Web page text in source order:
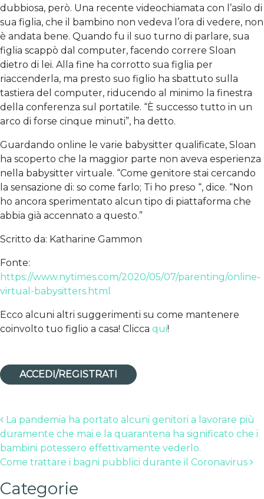
dubbiosa, però. Una recente videochiamata con l’asilo di
sua figlia, che il bambino non vedeva l’ora di vedere, non
è andata bene. Quando fu il suo turno di parlare, sua
figlia scappò dal computer, facendo correre Sloan
dietro di lei. Alla fine ha corrotto sua figlia per
riaccenderla, ma presto suo figlio ha sbattuto sulla
tastiera del computer, riducendo al minimo la finestra
della conferenza sul portatile. “È successo tutto in un
arco di forse cinque minuti”, ha detto.
Guardando online le varie babysitter qualificate, Sloan
ha scoperto che la maggior parte non aveva esperienza
nella babysitter virtuale. “Come genitore stai cercando
la sensazione di: so come farlo; Ti ho preso “, dice. “Non
ho ancora sperimentato alcun tipo di piattaforma che
abbia già accennato a questo.”
Scritto da: Katharine Gammon
Fonte:
https://www.nytimes.com/2020/05/07/parenting/online-
virtual-babysitters.html
Ecco alcuni altri suggerimenti su come mantenere
coinvolto tuo figlio a casa! Clicca qui!
ACCEDI/REGISTRATI
Post navigation
La pandemia ha portato alcuni genitori a lavorare più
duramente che mai e la quarantena ha significato che i
bambini potessero effettivamente vederlo.
Come trattare i bagni pubblici durante il Coronavirus
Categorie